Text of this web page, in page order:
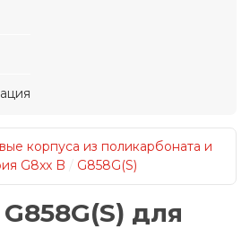
корпуса из поликарбоната и
G8xx B G858G(S)
для